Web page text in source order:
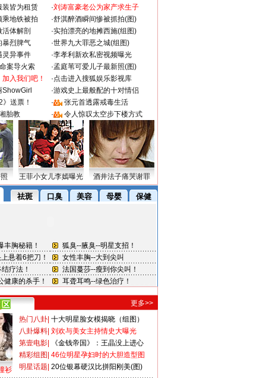
装皆为租赁
·刘涛富豪老公为家产求生子
乘地铁被拍
·舒淇醉酒瞬间惨被抓拍(图)
体解剖
·实拍漂亮的地摊西施(组图)
暴烈脾气
·世界九大罪恶之城(组图)
灵异事件
·李孝利新欢私密视频曝光
案导火索
·孟庭苇可爱儿子最新照(图)
入我们吧！
·点击进入搜狐娱乐影视库
·游戏史上最般配的十对情侣
送票！
·
张元首透露戒毒生活
胎教
· 令人惊叹太空步下楼方式
王菲小女儿李嫣曝光 酒井法子痛哭谢罪
更多>>
衫
热门八卦 十大明星脸女模揭晓（组图）
八卦爆料 刘欢与美女主持情史大曝光
第壹电影
《金钱帝国》：王晶没上进心
精彩组图 46位明星孕妇时的大胆造型图
明星话题 20位银幕硬汉比拼阳刚美(图)